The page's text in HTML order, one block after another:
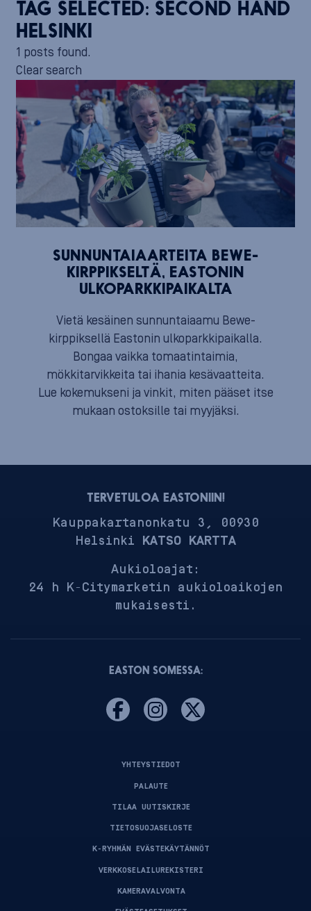
TAG SELECTED: SECOND HAND
HELSINKI
1 posts found.
Clear search
SUNNUNTAIAARTEITA BEWE-
KIRPPIKSELTÄ, EASTONIN
ULKOPARKKIPAIKALTA
Vietä kesäinen sunnuntaiaamu Bewe-
kirppiksellä Eastonin ulkoparkkipaikalla.
Bongaa vaikka tomaatintaimia,
mökkitarvikkeita tai ihania kesävaatteita.
Lue kokemukseni ja vinkit, miten pääset itse
mukaan ostoksille tai myyjäksi.
TERVETULOA EASTONIIN!
Kauppakartanonkatu 3, 00930
Helsinki KATSO KARTTA
Aukioloajat:
24 h K-Citymarketin aukioloaikojen
mukaisesti.
EASTON SOMESSA:
YHTEYSTIEDOT
PALAUTE
TILAA UUTISKIRJE
TIETOSUOJASELOSTE
K-RYHMÄN EVÄSTEKÄYTÄNNÖT
VERKKOSELAILUREKISTERI
KAMERAVALVONTA